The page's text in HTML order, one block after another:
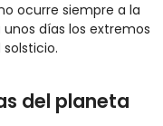
ocurre siempre a la
días los extremos
del planeta